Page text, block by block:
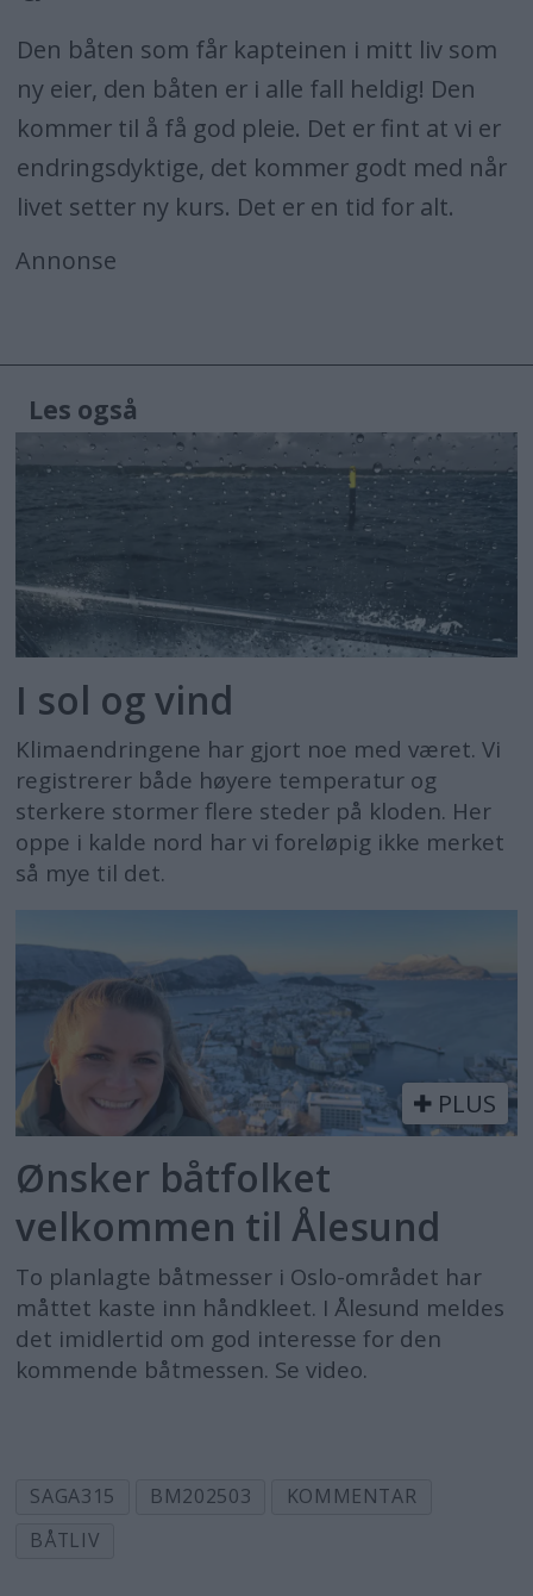
Den båten som får kapteinen i mitt liv som
ny eier, den båten er i alle fall heldig! Den
kommer til å få god pleie. Det er fint at vi er
endringsdyktige, det kommer godt med når
livet setter ny kurs. Det er en tid for alt.
Annonse
Les også
I sol og vind
Klimaendringene har gjort noe med været. Vi
registrerer både høyere temperatur og
sterkere stormer flere steder på kloden. Her
oppe i kalde nord har vi foreløpig ikke merket
så mye til det.
PLUS
Ønsker båtfolket
velkommen til Ålesund
To planlagte båtmesser i Oslo-området har
måttet kaste inn håndkleet. I Ålesund meldes
det imidlertid om god interesse for den
kommende båtmessen. Se video.
SAGA315 BM202503
KOMMENTAR
BÅTLIV